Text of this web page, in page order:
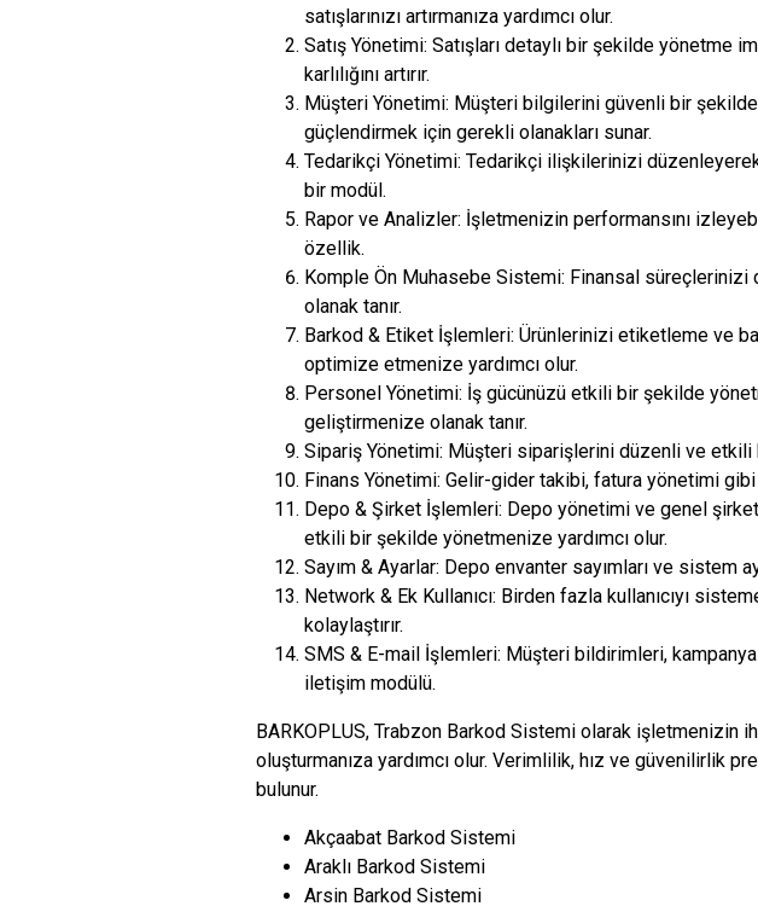
satışlarınızı artırmanıza yardımcı olur.
Satış Yönetimi: Satışları detaylı bir şekilde
karlılığını artırır.
Müşteri Yönetimi: Müşteri bilgilerini güvenli bir
güçlendirmek için gerekli olanakları sunar.
Tedarikçi Yönetimi: Tedarikçi ilişkilerinizi
bir modül.
Rapor ve Analizler: İşletmenizin performansını
özellik.
Komple Ön Muhasebe Sistemi: Finansal
olanak tanır.
Barkod & Etiket İşlemleri: Ürünlerinizi etiketleme ve
optimize etmenize yardımcı olur.
Personel Yönetimi: İş gücünüzü etkili bir şekilde
geliştirmenize olanak tanır.
Sipariş Yönetimi: Müşteri siparişlerini düzenli ve
Finans Yönetimi: Gelir-gider takibi, fatura yönetimi
Depo & Şirket İşlemleri: Depo yönetimi ve genel
etkili bir şekilde yönetmenize yardımcı olur.
Sayım & Ayarlar: Depo envanter sayımları ve sistem
Network & Ek Kullanıcı: Birden fazla kullanıcıyı
kolaylaştırır.
SMS & E-mail İşlemleri: Müşteri bildirimleri,
iletişim modülü.
BARKOPLUS, Trabzon Barkod Sistemi olarak işletmenizin
oluşturmanıza yardımcı olur. Verimlilik, hız ve güvenilirlik
bulunur.
Akçaabat Barkod Sistemi
Araklı Barkod Sistemi
Arsin Barkod Sistemi